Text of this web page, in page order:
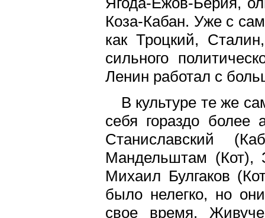
Коза-Кабан. Уже с
как Троцкий,
сильного
Ленин работал с
В культуре те же
ceбя гораздо более
Станиславский
Мандельштам (Кот),
Михаил Булгаков
было нелегко, но
свое время.